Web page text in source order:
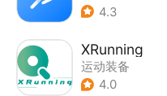
4.3
XRunning
运动装备
4.0